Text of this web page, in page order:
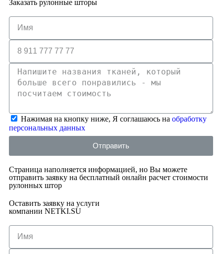
Заказать рулонные шторы
Нажимая на кнопку ниже, Я соглашаюсь на обработку
персональных данных
Отправить
Страница наполняется информацией, но Вы можете
отправить заявку на бесплатный онлайн расчет стоимости
рулонных штор
Оставить заявку на услуги
компании NETKI.SU